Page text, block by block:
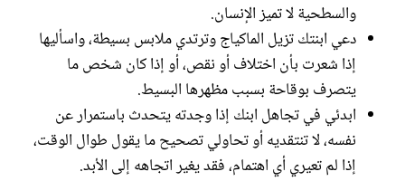
والسطحية لا تميز الإنسان.
دعي ابنتك تزيل الماكياج وترتدي ملابس بسيطة، واسأليها
إذا شعرت بأن اختلاف أو نقص، أو إذا كان شخص ما
يتصرف بوقاحة بسبب مظهرها البسيط.
ابدئي في تجاهل ابنك إذا وجدته يتحدث باستمرار عن
نفسه، لا تنتقديه أو تحاولي تصحيح ما يقول طوال الوقت،
إذا لم تعيري أي اهتمام، فقد يغير اتجاهه إلى الأبد.